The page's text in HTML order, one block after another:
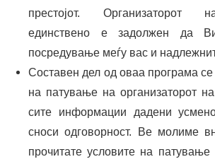
престојот. Организаторот
единствено е задолжен да
посредување меѓу вас и
Составен дел од оваа програма
на патување на организаторот
сите информации дадени
сноси одговорност. Ве молиме
прочитате условите на патување